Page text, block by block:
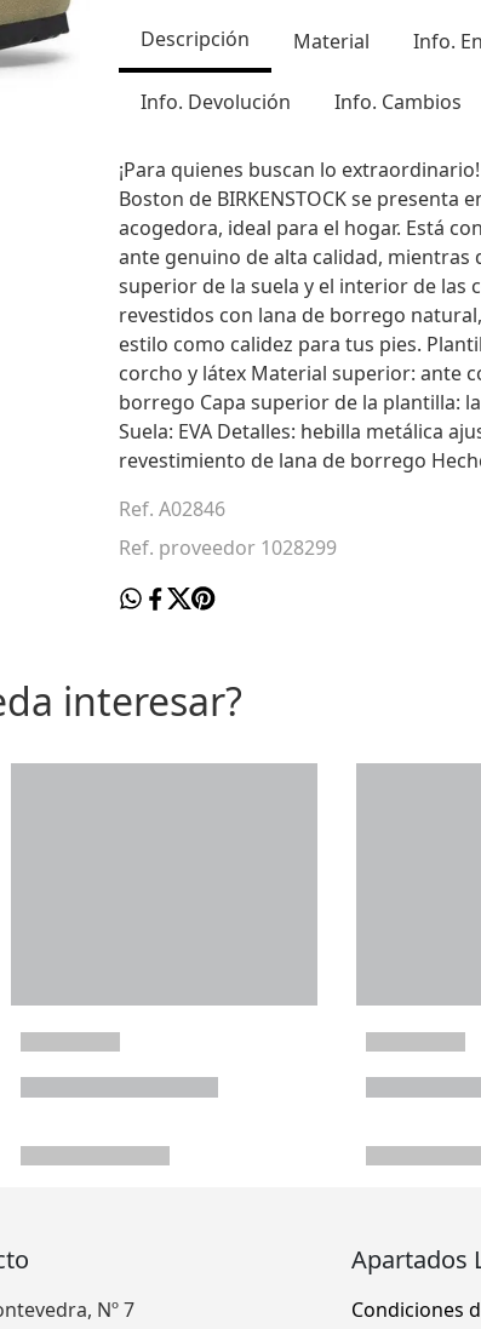
Descripción Material Info.
Info. Devolución Info. Cambios
¡Para quienes buscan lo
Boston de BIRKENSTOCK se presenta
acogedora, ideal para el hogar. Está
ante genuino de alta calidad, mientras
superior de la suela y el interior de las
revestidos con lana de borrego
estilo como calidez para tus pies.
corcho y látex Material superior: ante
borrego Capa superior de la plantilla:
Suela: EVA Detalles: hebilla metálica
revestimiento de lana de borrego
Ref. A02846
Ref. proveedor 1028299
interesar?
Nº 7
Apartados
Condiciones